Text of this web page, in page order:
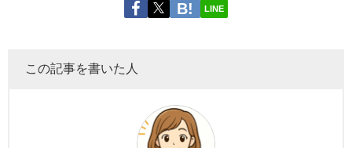
LINE
この記事を書いた人